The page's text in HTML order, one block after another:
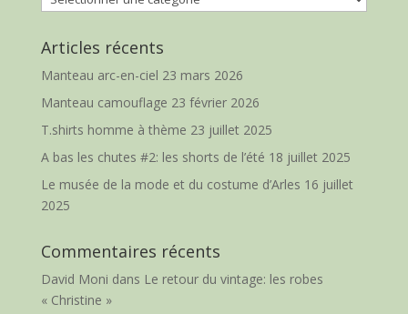
Articles récents
Manteau arc-en-ciel 23 mars 2026
Manteau camouflage 23 février 2026
T.shirts homme à thème 23 juillet 2025
A bas les chutes #2: les shorts de l’été 18 juillet 2025
Le musée de la mode et du costume d’Arles 16 juillet
2025
Commentaires récents
David Moni dans Le retour du vintage: les robes
« Christine »